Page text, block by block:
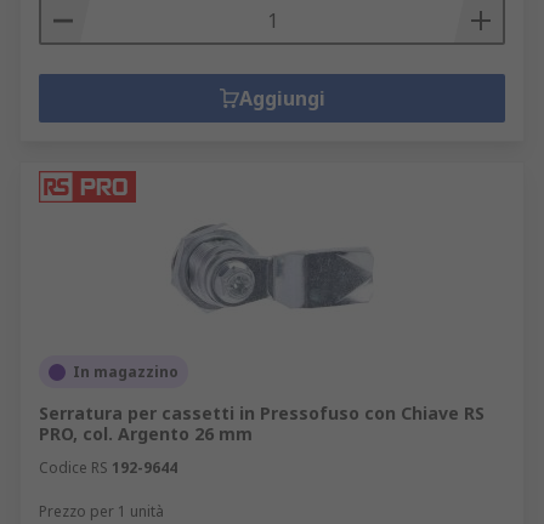
Aggiungi
In magazzino
Serratura per cassetti in Pressofuso con Chiave RS
PRO, col. Argento 26 mm
Codice RS 192-9644
Prezzo per 1 unità